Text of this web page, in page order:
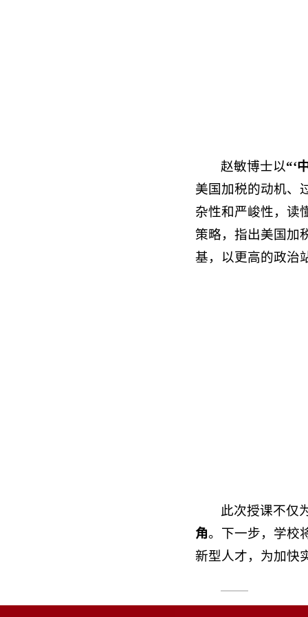
赵敏博士以“‘
美国加税的动机、
杂性和严峻性，读
策略，指出美国加
基，以更高的政治
此次授课不仅
角。下一步，学校
新型人才，为加快